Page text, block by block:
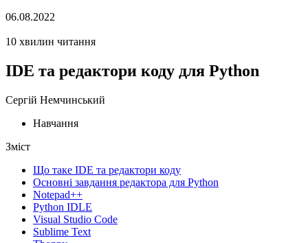
06.08.2022
10 хвилин читання
IDE та редактори коду для Python
Сергій Немчинський
Навчання
Зміст
Що таке IDE та редактори коду
Основні завдання редактора для Python
Notepad++
Python IDLE
Visual Studio Code
Sublime Text